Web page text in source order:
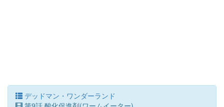
デッドマン・ワンダーランド